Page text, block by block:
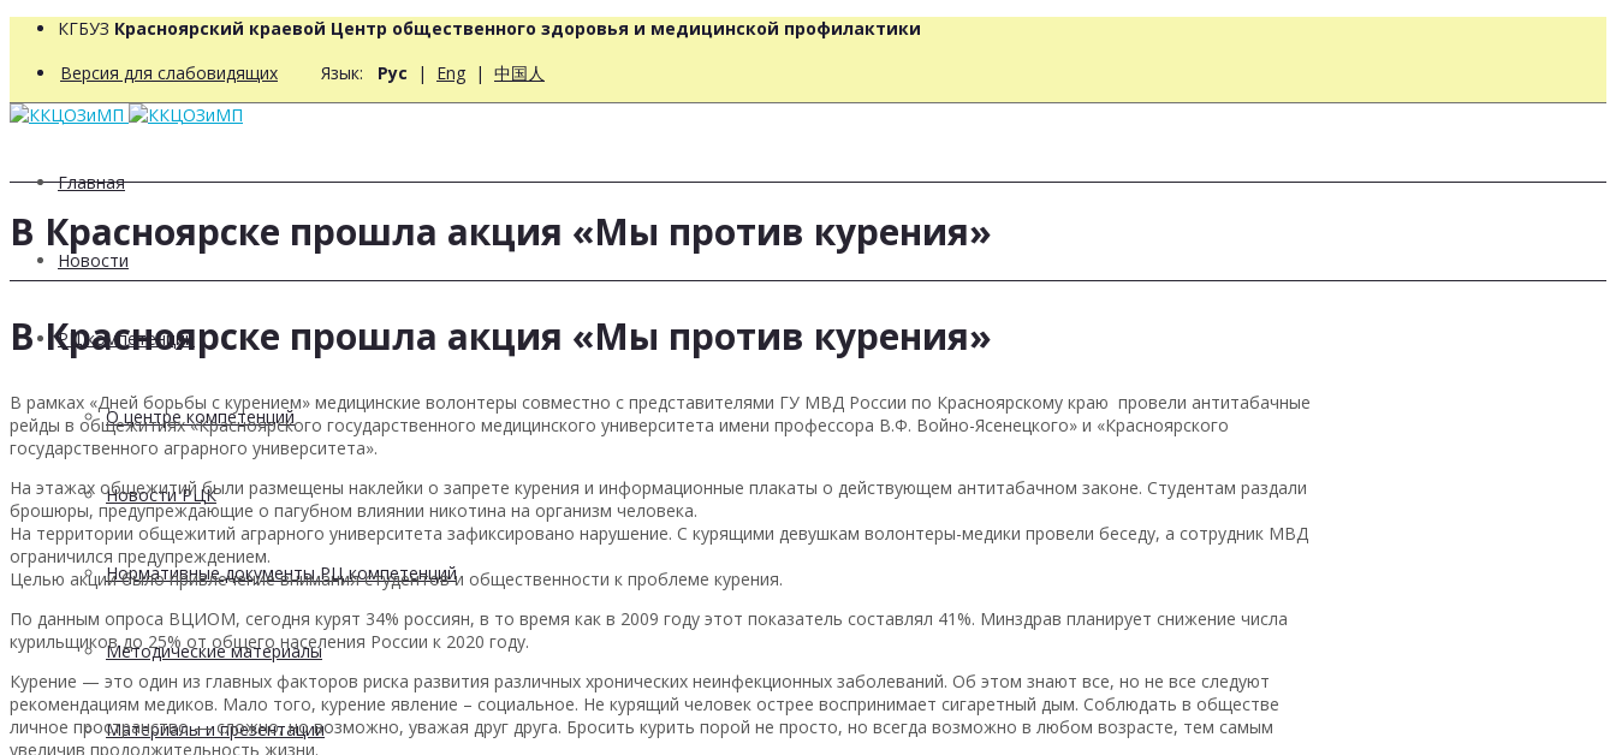
КГБУЗ Красноярский краевой Центр общественного здоровья и медицинской профилактики
Версия для слабовидящих Язык: Рус | Eng | 中国人
Главная
Новости
РЦ компетенций
О центре компетенций
Новости РЦК
Нормативные документы РЦ компетенций
Методические материалы
Материалы и презентации
В Красноярске прошла акция «Мы против курения»
В Красноярске прошла акция «Мы против курения»
В рамках «Дней борьбы с курением» медицинские волонтеры совместно с представителями ГУ МВД России по Красноярскому краю провели антитабачные
рейды в общежитиях «Красноярского государственного медицинского университета имени профессора В.Ф. Войно-Ясенецкого» и «Красноярского
государственного аграрного университета».
На этажах общежитий были размещены наклейки о запрете курения и информационные плакаты о действующем антитабачном законе. Студентам раздали
брошюры, предупреждающие о пагубном влиянии никотина на организм человека.
На территории общежитий аграрного университета зафиксировано нарушение. С курящими девушкам волонтеры-медики провели беседу, а сотрудник МВД
ограничился предупреждением.
Целью акции было привлечение внимания студентов и общественности к проблеме курения.
По данным опроса ВЦИОМ, сегодня курят 34% россиян, в то время как в 2009 году этот показатель составлял 41%. Минздрав планирует снижение числа
курильщиков до 25% от общего населения России к 2020 году.
Курение — это один из главных факторов риска развития различных хронических неинфекционных заболеваний. Об этом знают все, но не все следуют
рекомендациям медиков. Мало того, курение явление – социальное. Не курящий человек острее воспринимает сигаретный дым. Соблюдать в обществе
личное пространство — сложно, но возможно, уважая друг друга. Бросить курить порой не просто, но всегда возможно в любом возрасте, тем самым
увеличив продолжительность жизни.